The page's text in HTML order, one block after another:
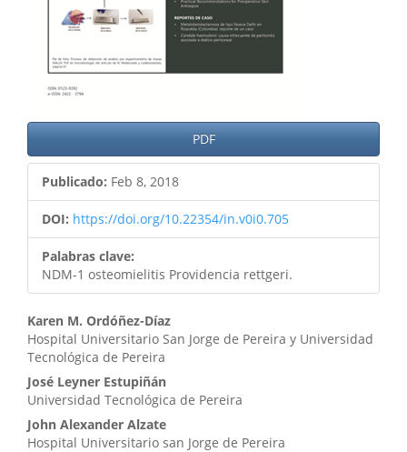
PDF
Publicado: Feb 8, 2018
DOI: https://doi.org/10.22354/in.v0i0.705
Palabras clave:
NDM-1 osteomielitis Providencia rettgeri.
Contenido
principal
del
artículo
Karen M. Ordóñez-Díaz
Hospital Universitario San Jorge de Pereira y Universidad
Tecnológica de Pereira
José Leyner Estupiñán
Universidad Tecnológica de Pereira
John Alexander Alzate
Hospital Universitario san Jorge de Pereira